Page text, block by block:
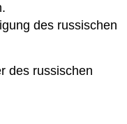
des russischen
des russischen